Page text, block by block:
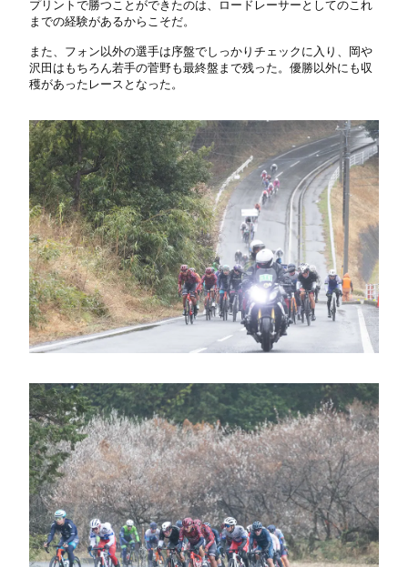
プリントで勝つことができたのは、ロードレーサーとしてのこれ
までの経験があるからこそだ。
また、フォン以外の選手は序盤でしっかりチェックに入り、岡や
沢田はもちろん若手の菅野も最終盤まで残った。優勝以外にも収
穫があったレースとなった。